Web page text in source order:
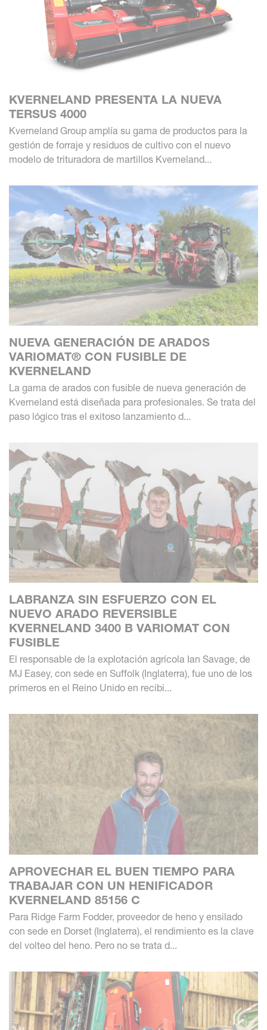
KVERNELAND PRESENTA LA NUEVA
TERSUS 4000
Kverneland Group amplía su gama de productos para la
gestión de forraje y residuos de cultivo con el nuevo
modelo de trituradora de martillos Kverneland...
NUEVA GENERACIÓN DE ARADOS
VARIOMAT® CON FUSIBLE DE
KVERNELAND
La gama de arados con fusible de nueva generación de
Kverneland está diseñada para profesionales. Se trata del
paso lógico tras el exitoso lanzamiento d...
LABRANZA SIN ESFUERZO CON EL
NUEVO ARADO REVERSIBLE
KVERNELAND 3400 B VARIOMAT CON
FUSIBLE
El responsable de la explotación agrícola Ian Savage, de
MJ Easey, con sede en Suffolk (Inglaterra), fue uno de los
primeros en el Reino Unido en recibi...
APROVECHAR EL BUEN TIEMPO PARA
TRABAJAR CON UN HENIFICADOR
KVERNELAND 85156 C
Para Ridge Farm Fodder, proveedor de heno y ensilado
con sede en Dorset (Inglaterra), el rendimiento es la clave
del volteo del heno. Pero no se trata d...